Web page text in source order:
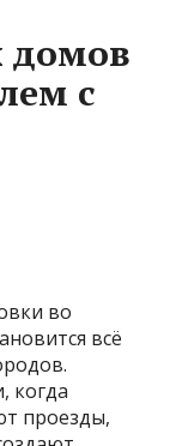
домов
с
во
всё
когда
проезды,